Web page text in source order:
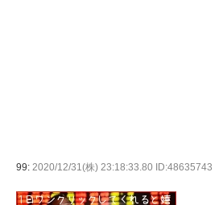
99: 2020/12/31(株) 23:18:33.80 ID:48635743